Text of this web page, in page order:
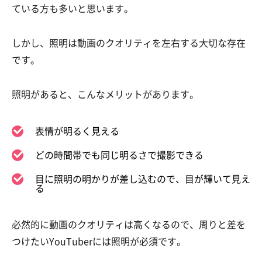
ている方も多いと思います。
しかし、照明は動画のクオリティを左右する大切な存在
です。
照明があると、こんなメリットがあります。
表情が明るく見える
どの時間帯でも同じ明るさで撮影できる
目に照明の明かりが差し込むので、目が輝いて見え
る
必然的に動画のクオリティは高くなるので、周りと差を
つけたいYouTuberには照明が必須です。